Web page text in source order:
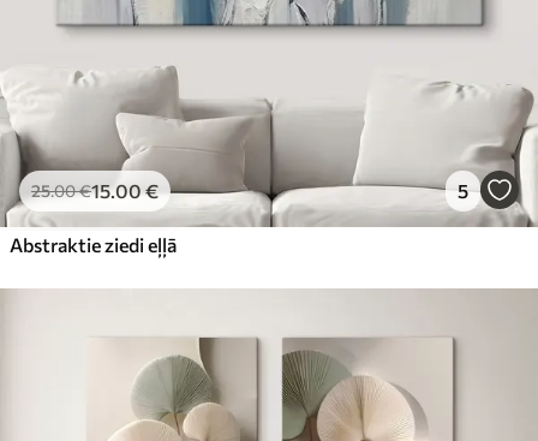
25.00€15.00€ 5
Abstraktie ziedi eļļā